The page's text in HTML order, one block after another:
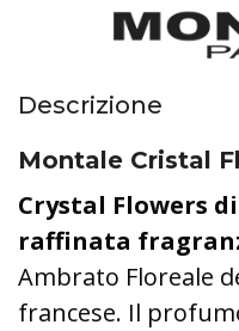
Descrizione
Montale Cristal
Crystal Flowers
raffinata
Ambrato Floreale
francese. Il